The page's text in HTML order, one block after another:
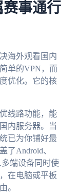
事通行
海外观看国内
单的VPN，而
优化。它的核
线路功能，能
内服务器。当
已为你铺好最
了Android、
多端设备同时使
在电脑或平板
。